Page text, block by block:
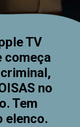
TV
começa
no
Tem
elenco.